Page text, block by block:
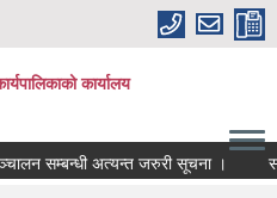
कार्यालय
सम्बन्धी अत्यन्त जरुरी सूचना ।